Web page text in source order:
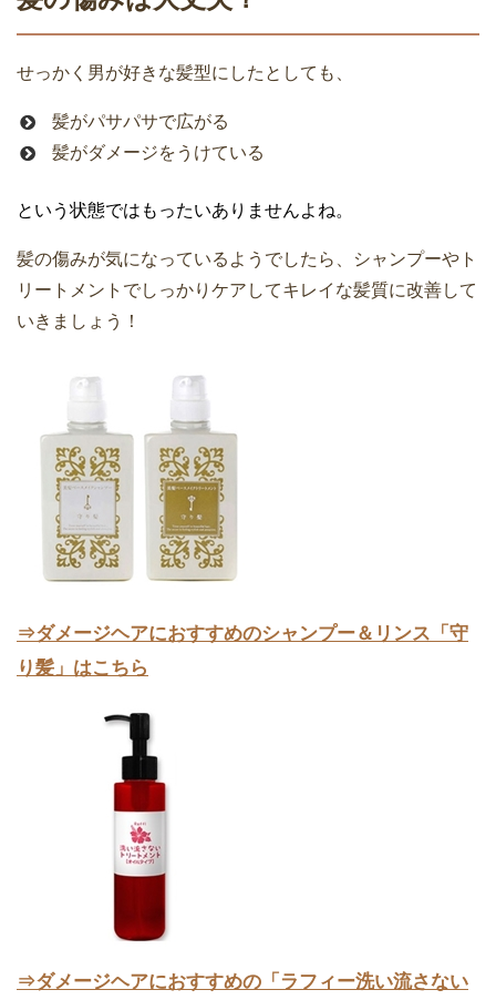
せっかく男が好きな髪型にしたとしても、
髪がパサパサで広がる
髪がダメージをうけている
という状態ではもったいありませんよね。
髪の傷みが気になっているようでしたら、シャンプーやト
リートメントでしっかりケアしてキレイな髪質に改善して
いきましょう！
⇒ダメージヘアにおすすめのシャンプー＆リンス「守
り髪」はこちら
⇒ダメージヘアにおすすめの「ラフィー洗い流さない